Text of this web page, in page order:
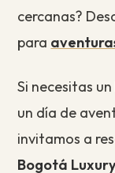
cercanas?
para
Si necesitas
un día de
invitamos a
Bogotá